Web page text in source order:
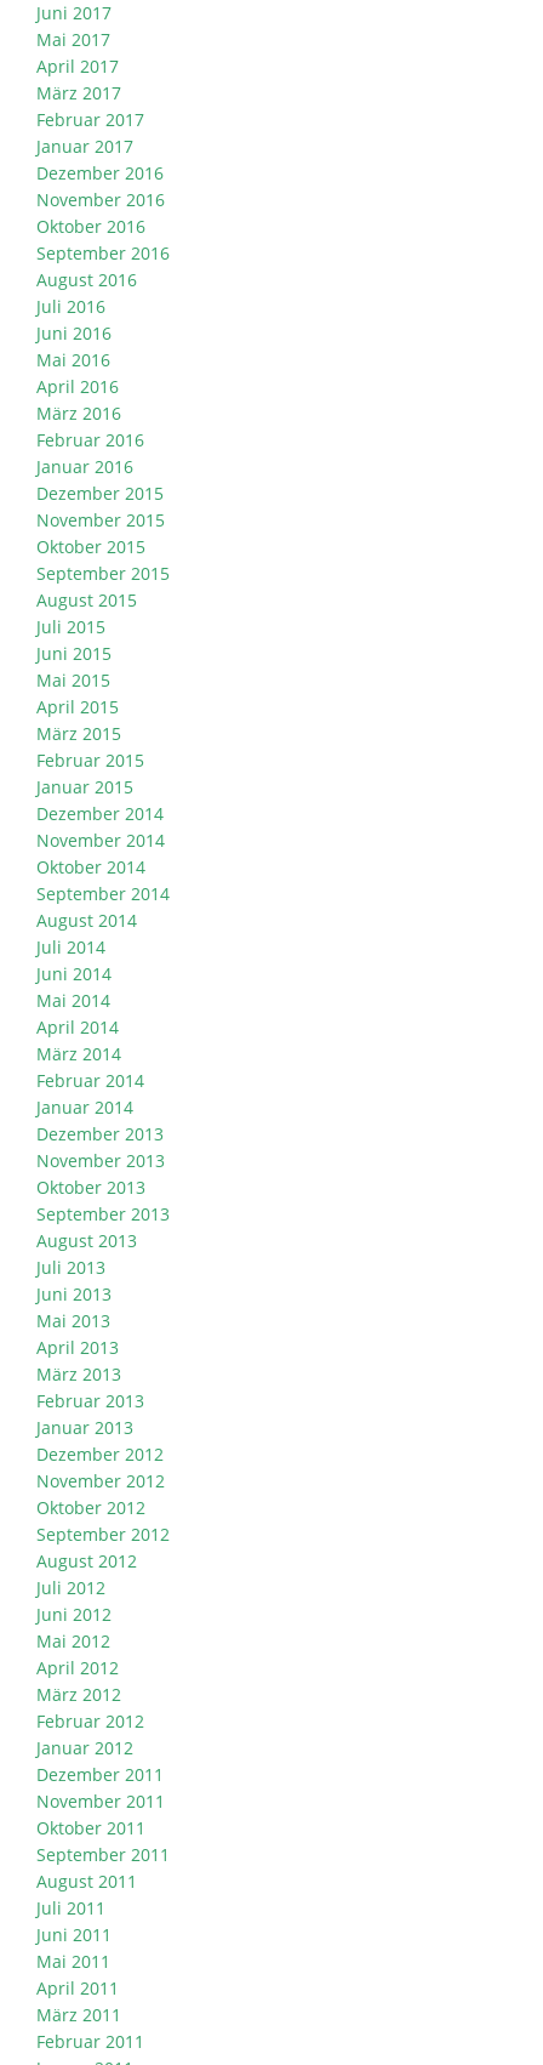
Juni 2017
Mai 2017
April 2017
März 2017
Februar 2017
Januar 2017
Dezember 2016
November 2016
Oktober 2016
September 2016
August 2016
Juli 2016
Juni 2016
Mai 2016
April 2016
März 2016
Februar 2016
Januar 2016
Dezember 2015
November 2015
Oktober 2015
September 2015
August 2015
Juli 2015
Juni 2015
Mai 2015
April 2015
März 2015
Februar 2015
Januar 2015
Dezember 2014
November 2014
Oktober 2014
September 2014
August 2014
Juli 2014
Juni 2014
Mai 2014
April 2014
März 2014
Februar 2014
Januar 2014
Dezember 2013
November 2013
Oktober 2013
September 2013
August 2013
Juli 2013
Juni 2013
Mai 2013
April 2013
März 2013
Februar 2013
Januar 2013
Dezember 2012
November 2012
Oktober 2012
September 2012
August 2012
Juli 2012
Juni 2012
Mai 2012
April 2012
März 2012
Februar 2012
Januar 2012
Dezember 2011
November 2011
Oktober 2011
September 2011
August 2011
Juli 2011
Juni 2011
Mai 2011
April 2011
März 2011
Februar 2011